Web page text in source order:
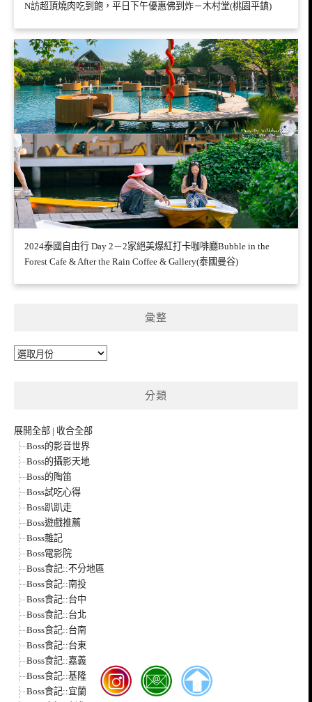
N訪超頂燒肉吃到飽，平日下午優惠佛到炸－木村堂(桃園平鎮)
2024泰國自由行 Day 2－2家絕美爆紅打卡咖啡廳Bubble in the
Forest Cafe & After the Rain Coffee & Gallery(泰國曼谷)
彙整
彙
分類
展開全部 | 收合全部
Boss的影音世界
Boss的攝影天地
Boss的陶笛
Boss試吃心得
Boss趴趴走
Boss遊戲推薦
Boss雜記
Boss電影院
Boss食記::不分地區
Boss食記::南投
Boss食記::台中
Boss食記::台北
Boss食記::台南
Boss食記::台東
Boss食記::嘉義
Boss食記::基隆
Boss食記::宜蘭